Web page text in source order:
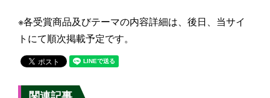
※各受賞商品及びテーマの内容詳細は、後日、当サイ
トにて順次掲載予定です。